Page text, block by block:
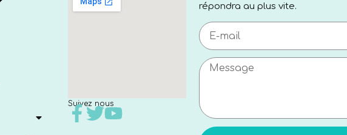
Suivez nous
répondra au plus vite.